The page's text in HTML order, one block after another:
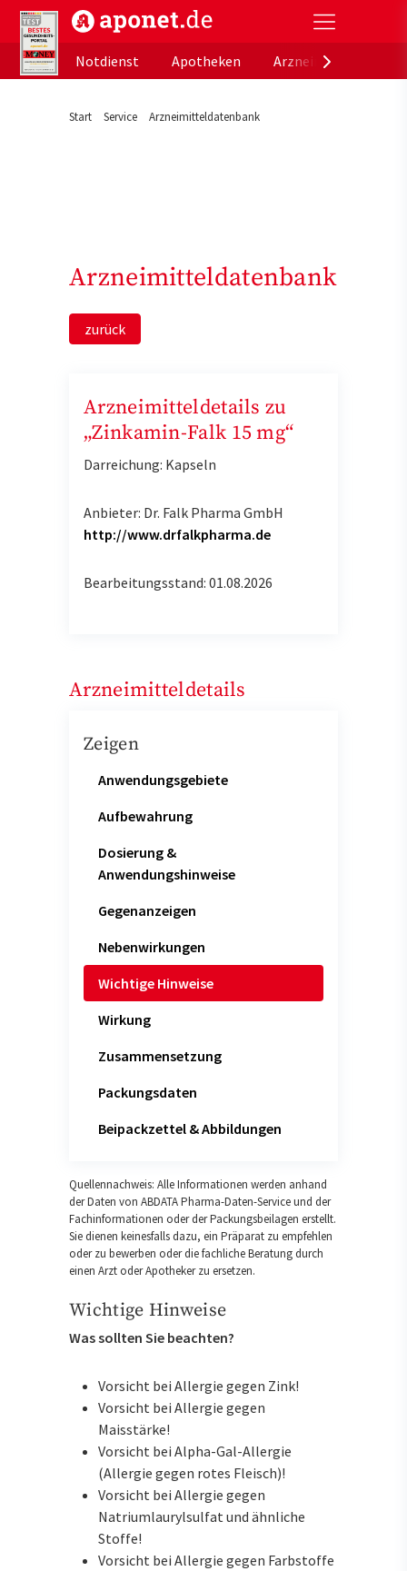
aponet.de - Das offizielle Gesundheitsportal der
Notdienst
Apotheken
Start Service Arzneimitteldatenbank
Arzneimitteldatenbank
zurück
Arzneimitteldetails zu
„Zinkamin-Falk 15 mg“
Darreichung: Kapseln
Anbieter: Dr. Falk Pharma GmbH
http://www.drfalkpharma.de
Bearbeitungsstand: 01.08.2026
Arzneimitteldetails
Zeigen
Anwendungsgebiete
Aufbewahrung
Dosierung &
Anwendungshinweise
Gegenanzeigen
Nebenwirkungen
Wichtige Hinweise
Wirkung
Zusammensetzung
Packungsdaten
Beipackzettel & Abbildungen
Quellennachweis: Alle Informationen werden anhand
der Daten von ABDATA Pharma-Daten-Service und der
Fachinformationen oder der Packungsbeilagen erstellt.
Sie dienen keinesfalls dazu, ein Präparat zu empfehlen
oder zu bewerben oder die fachliche Beratung durch
einen Arzt oder Apotheker zu ersetzen.
Wichtige Hinweise
Was sollten Sie beachten?
Vorsicht bei Allergie gegen Zink!
Vorsicht bei Allergie gegen
Maisstärke!
Vorsicht bei Alpha-Gal-Allergie
(Allergie gegen rotes Fleisch)!
Vorsicht bei Allergie gegen
Natriumlaurylsulfat und ähnliche
Stoffe!
Vorsicht bei Allergie gegen Farbstoffe